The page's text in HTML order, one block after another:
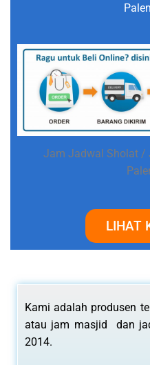
Jam Jadwal Sholat /
LIHAT
Kami adalah produsen
atau jam masjid dan
2014.